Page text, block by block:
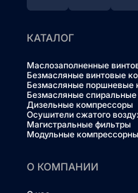
КАТАЛОГ
Маслозаполненные
Безмасляные винтовые
Безмасляные поршневые
Безмасляные
Дизельные компрессоры
Осушители сжатого
Магистральные фильтры
Модульные
О КОМПАНИИ